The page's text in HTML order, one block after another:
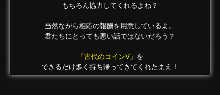
もちろん協力してくれるよね？
当然ながら相応の報酬を用意しているよ。
君たちにとっても悪い話ではないだろう？
「古代のコインV」 を
できるだけ多く持ち帰ってきてくれたまえ！